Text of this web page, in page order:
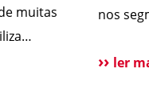
muitas
nos
a ler